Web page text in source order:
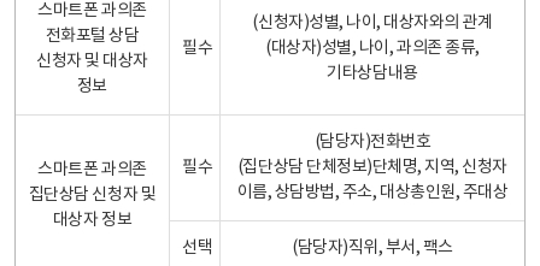
스마트폰 과의존
전화포털 상담
신청자 및 대상자
정보
필수
(신청자)성별, 나이, 대상자와의 관계
(대상자)성별, 나이, 과의존 종류,
기타상담내용
스마트폰 과의존
집단상담 신청자 및
대상자 정보
필수
(담당자)전화번호
(집단상담 단체정보)단체명, 지역, 신청자
이름, 상담방법, 주소, 대상총인원, 주대상
선택 (담당자)직위, 부서, 팩스